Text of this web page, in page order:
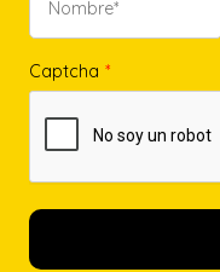
Captcha *